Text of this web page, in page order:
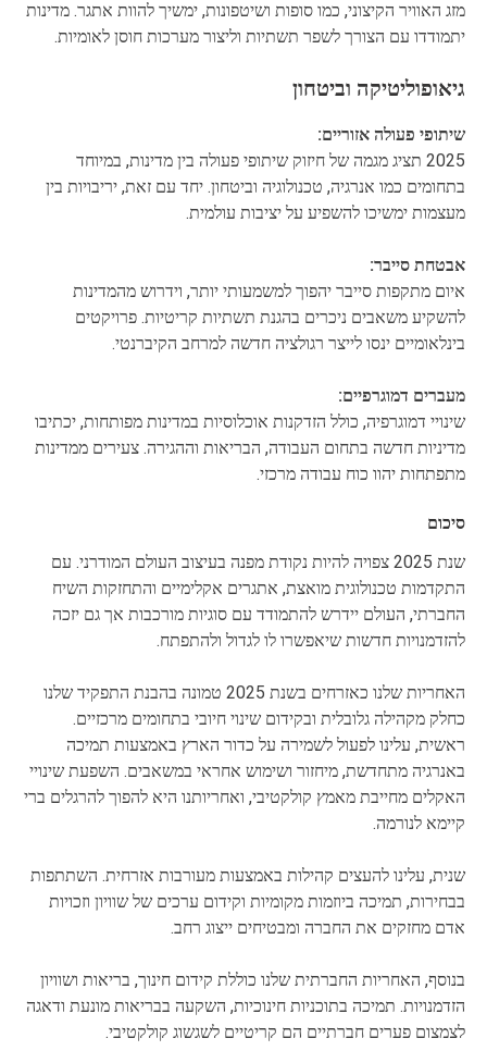
מזג האוויר הקיצוני, כמו סופות ושיטפונות, ימשיך להוות אתגר. מדינות
יתמודדו עם הצורך לשפר תשתיות וליצור מערכות חוסן לאומיות.
גיאופוליטיקה וביטחון
שיתופי פעולה אזוריים:
2025 תציג מגמה של חיזוק שיתופי פעולה בין מדינות, במיוחד
בתחומים כמו אנרגיה, טכנולוגיה וביטחון. יחד עם זאת, יריבויות בין
מעצמות ימשיכו להשפיע על יציבות עולמית.
אבטחת סייבר:
איום מתקפות סייבר יהפוך למשמעותי יותר, וידרוש מהמדינות
להשקיע משאבים ניכרים בהגנת תשתיות קריטיות. פרויקטים
בינלאומיים ינסו לייצר רגולציה חדשה למרחב הקיברנטי.
מעברים דמוגרפיים:
שינויי דמוגרפיה, כולל הזדקנות אוכלוסיות במדינות מפותחות, יכתיבו
מדיניות חדשה בתחום העבודה, הבריאות וההגירה. צעירים ממדינות
מתפתחות יהוו כוח עבודה מרכזי.
סיכום
שנת 2025 צפויה להיות נקודת מפנה בעיצוב העולם המודרני. עם
התקדמות טכנולוגית מואצת, אתגרים אקלימיים והתחזקות השיח
החברתי, העולם יידרש להתמודד עם סוגיות מורכבות אך גם יזכה
להזדמנויות חדשות שיאפשרו לו לגדול ולהתפתח.
האחריות שלנו כאזרחים בשנת 2025 טמונה בהבנת התפקיד שלנו
כחלק מקהילה גלובלית ובקידום שינוי חיובי בתחומים מרכזיים.
ראשית, עלינו לפעול לשמירה על כדור הארץ באמצעות תמיכה
באנרגיה מתחדשת, מיחזור ושימוש אחראי במשאבים. השפעת שינויי
האקלים מחייבת מאמץ קולקטיבי, ואחריותנו היא להפוך להרגלים ברי
קיימא לנורמה.
שנית, עלינו להעצים קהילות באמצעות מעורבות אזרחית. השתתפות
בבחירות, תמיכה ביוזמות מקומיות וקידום ערכים של שוויון וזכויות
אדם מחזקים את החברה ומבטיחים ייצוג רחב.
בנוסף, האחריות החברתית שלנו כוללת קידום חינוך, בריאות ושוויון
הזדמנויות. תמיכה בתוכניות חינוכיות, השקעה בבריאות מונעת ודאגה
לצמצום פערים חברתיים הם קריטיים לשגשוג קולקטיבי.